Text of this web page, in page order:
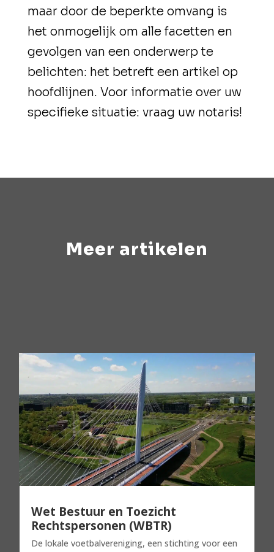
maar door de beperkte omvang is
het onmogelijk om alle facetten en
gevolgen van een onderwerp te
belichten: het betreft een artikel op
hoofdlijnen. Voor informatie over uw
specifieke situatie: vraag uw notaris!
Meer artikelen
Wet Bestuur en Toezicht
Rechtspersonen (WBTR)
De lokale voetbalvereniging, een stichting voor een